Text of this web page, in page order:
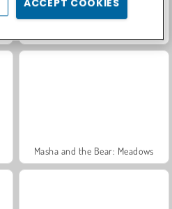
Masha and the Bear: Meadows
ACCEPT COOKIES